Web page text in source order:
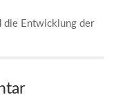
die Entwicklung der